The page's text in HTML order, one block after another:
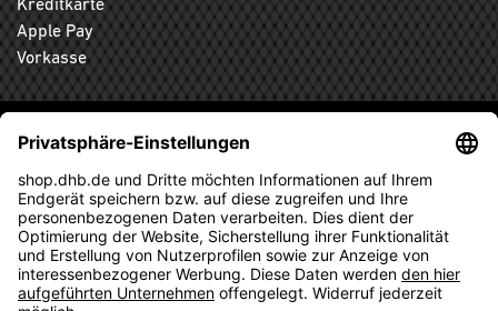
Apple Pay
Vorkasse
ABONNIEREN SIE DEN KOSTENLOSEN DHB-FANSHOP
NEWSLETTER UND VERPASSEN SIE KEINE NEUIGKEIT ODER
AKTION MEHR.
ANMELDEN